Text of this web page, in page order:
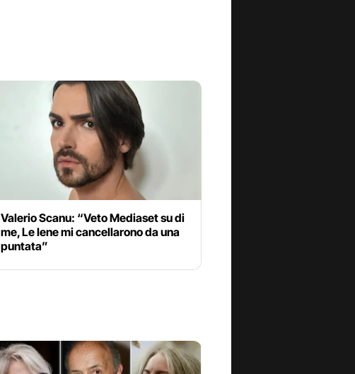
Valerio Scanu: “Veto Mediaset su di
me, Le Iene mi cancellarono da una
puntata”